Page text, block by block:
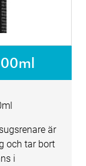
är
och tar bort
i